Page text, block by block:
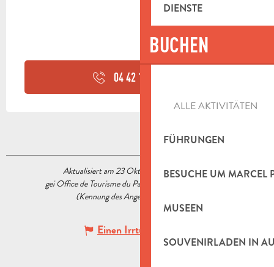
DIENSTE
BUCHEN
ALLE AKTIVITÄTEN
FÜHRUNGEN
BESUCHE UM MARCEL
MUSEEN
SOUVENIRLADEN IN
04 42 18 54
Aktualisiert am 23 Oktober 2020 Um 15:14
gei Office de Tourisme du Pays d’Aubagne et de l’Étoile
(Kennung des Angebots :
Einen Irrtum angeben